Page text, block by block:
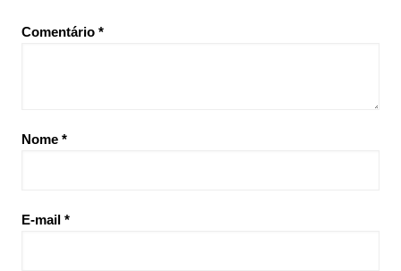
Comentário *
Nome *
E-mail *